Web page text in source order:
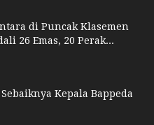
di Puncak Klasemen
26 Emas, 20 Perak...
Kepala Bappeda